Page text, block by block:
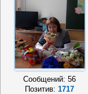
Сообщений: 56
Позитив: 1717